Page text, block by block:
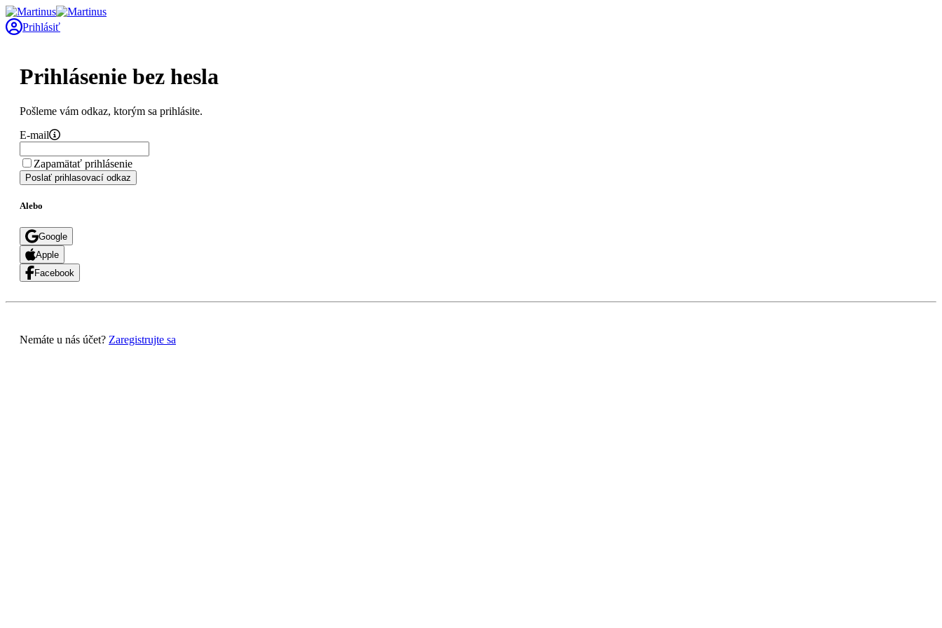
Prihlásiť
Prihlásenie bez hesla
Pošleme vám odkaz, ktorým sa prihlásite.
E-mail
Zapamätať prihlásenie
Poslať prihlasovací odkaz
Alebo
Google
Apple
Facebook
Nemáte u nás účet? Zaregistrujte sa